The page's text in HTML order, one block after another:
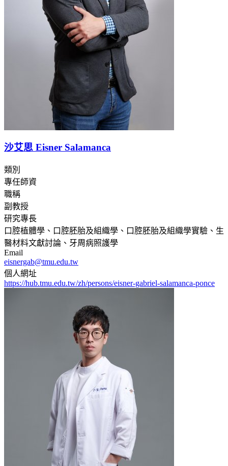
沙艾思 Eisner Salamanca
類別
專任師資
職稱
副教授
研究專長
口腔植體學、口腔胚胎及組織學、口腔胚胎及組織學實驗、生
醫材料文獻討論、牙周病照護學
Email
eisnergab@tmu.edu.tw
個人網址
https://hub.tmu.edu.tw/zh/persons/eisner-gabriel-salamanca-ponce